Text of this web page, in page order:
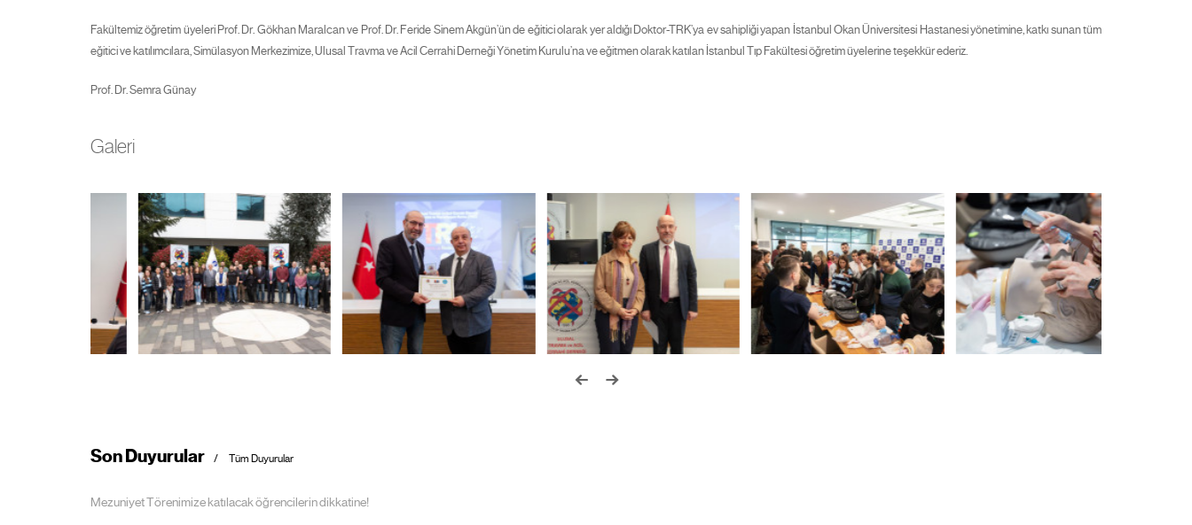
Fakültemiz öğretim üyeleri Prof. Dr. Gökhan Maralcan ve Prof. Dr. Feride Sinem Akgün’ün de eğitici olarak yer aldığı Doktor-TRK’ya ev sahipliği yapan İstanbul Okan Üniversitesi Hastanesi yönetimine, katkı sunan tüm
eğitici ve katılımcılara, Simülasyon Merkezimize, Ulusal Travma ve Acil Cerrahi Derneği Yönetim Kurulu’na ve eğitmen olarak katılan İstanbul Tıp Fakültesi öğretim üyelerine teşekkür ederiz.
Prof. Dr. Semra Günay
Galeri
Son Duyurular Tüm Duyurular
Mezuniyet Törenimize katılacak öğrencilerin dikkatine!